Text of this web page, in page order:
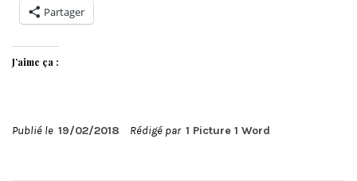
Partager
J’aime ça :
Publié le 19/02/2018 Rédigé par 1 Picture 1 Word